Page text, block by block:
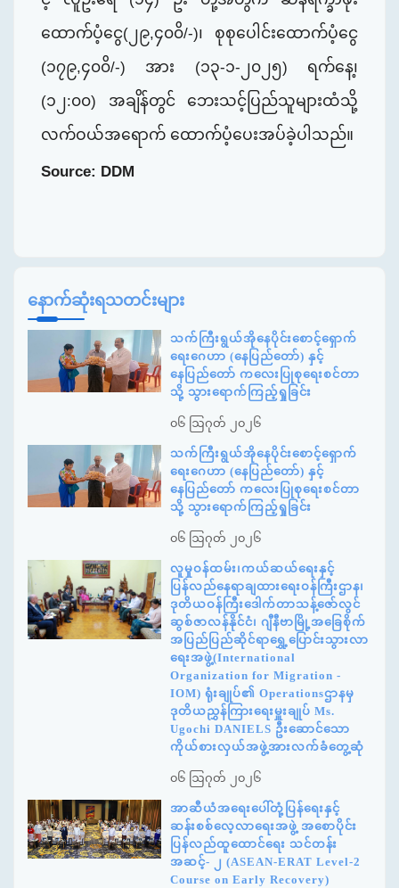
ထောက်ပံ့ငွေ(၂၉,၄၀၀ိ/-)၊ စုစုပေါင်းထောက်ပံ့ငွေ
(၁၇၉,၄၀၀ိ/-) အား (၁၃-၁-၂၀၂၅)
ရက်နေ့၊
(၁၂:၀၀) အချိန်တွင် ဘေးသင့်ပြည်သူများထံသို့
လက်ဝယ်အရောက် ထောက်ပံ့ပေးအပ်ခဲ့ပါသည်။
Source: DDM
နောက်ဆုံးရသတင်းများ
သက်ကြီးရွယ်အိုနေပိုင်းစောင့်ရှောက်
ရေးဂေဟာ (နေပြည်တော်) နှင့်
နေပြည်တော် ကလေးပြုစုရေးစင်တာ
သို့ သွားရောက်ကြည့်ရှုခြင်း
၀၆ ဩဂုတ် ၂၀၂၆
သက်ကြီးရွယ်အိုနေပိုင်းစောင့်ရှောက်
ရေးဂေဟာ (နေပြည်တော်) နှင့်
နေပြည်တော် ကလေးပြုစုရေးစင်တာ
သို့ သွားရောက်ကြည့်ရှုခြင်း
၀၆ ဩဂုတ် ၂၀၂၆
လူမှုဝန်ထမ်း၊ကယ်ဆယ်ရေးနှင့်
ပြန်လည်နေရာချထားရေးဝန်ကြီးဌာန၊
ဒုတိယဝန်ကြီးဒေါက်တာသန့်ဇော်လွင်
ဆွစ်ဇာလန်နိုင်ငံ၊ ဂျီနီဗာမြို့အခြေစိုက်
အပြည်ပြည်ဆိုင်ရာရွှေ့ပြောင်းသွားလာ
ရေးအဖွဲ့(International
Organization for Migration -
IOM) ရုံးချုပ်၏ Operationsဌာနမှ
ဒုတိယညွှန်ကြားရေးမှူးချုပ် Ms.
Ugochi DANIELS ဦးဆောင်သော
ကိုယ်စားလှယ်အဖွဲ့အားလက်ခံတွေ့ဆုံ
၀၆ ဩဂုတ် ၂၀၂၆
အာဆီယံအရေးပေါ်တုံ့ပြန်ရေးနှင့်
ဆန်းစစ်လေ့လာရေးအဖွဲ့ အစောပိုင်း
ပြန်လည်ထူထောင်ရေး သင်တန်း
အဆင့်- ၂ (ASEAN-ERAT Level-2
Course on Early Recovery)